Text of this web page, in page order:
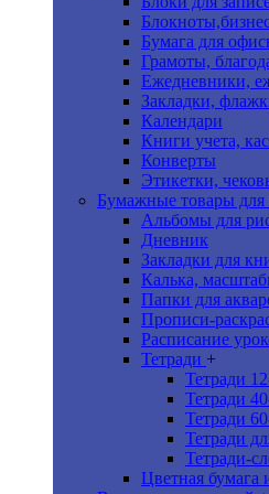
Бумага для
Грамоты,
Ежедневники,
Закладки,
Календари
Книги учета,
Конверты
Этикетки,
Бумажные товары
Альбомы для
Дневник
Закладки для
Калька,
Папки для
Прописи-
Расписание
Тетради +
Тетради
Тетради
Тетради
Тетради
Тетради-
Цветная бумага